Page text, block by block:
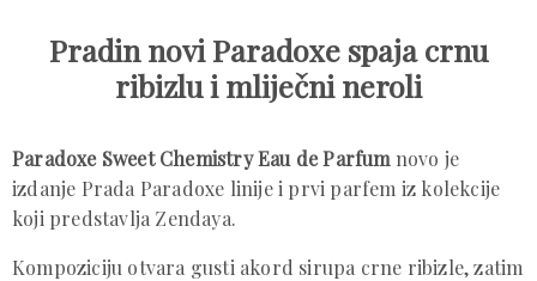
Pradin novi Paradoxe spaja crnu
ribizlu i mliječni neroli
Paradoxe Sweet Chemistry Eau de Parfum novo je
izdanje Prada Paradoxe linije i prvi parfem iz kolekcije
koji predstavlja Zendaya.
Kompoziciju otvara gusti akord sirupa crne ribizle, zatim